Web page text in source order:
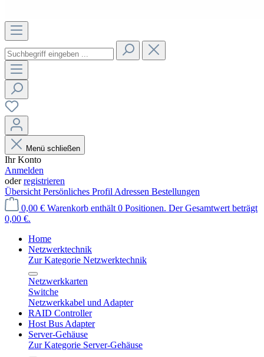
Menü schließen
Ihr Konto
Anmelden
oderregistrieren
Übersicht Persönliches Profil Adressen Bestellungen
0,00 € Warenkorb enthält 0 Positionen. Der Gesamtwert beträgt
0,00 €.
Home
Netzwerktechnik
Zur Kategorie Netzwerktechnik
Netzwerkkarten
Switche
Netzwerkkabel und Adapter
RAID Controller
Host Bus Adapter
Server-Gehäuse
Zur Kategorie Server-Gehäuse